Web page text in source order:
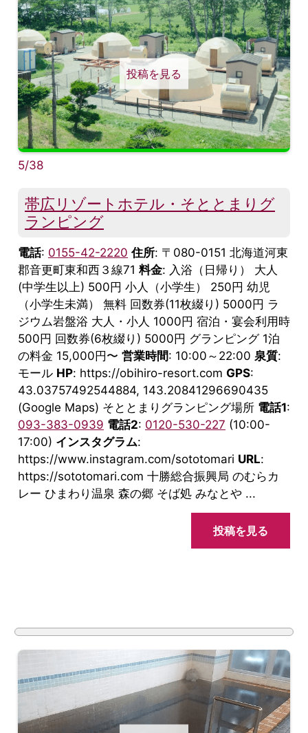
投稿を見る
5/38
帯広リゾートホテル・そととまりグ
ランピング
電話: 0155-42-2220 住所: 〒080-0151 北海道河東
郡音更町東和西３線71 料金: 入浴（日帰り） 大人
(中学生以上) 500円 小人（小学生） 250円 幼児
（小学生未満） 無料 回数券(11枚綴り) 5000円 ラ
ジウム岩盤浴 大人・小人 1000円 宿泊・宴会利用時
500円 回数券(6枚綴り) 5000円 グランピング 1泊
の料金 15,000円〜 営業時間: 10:00～22:00 泉質:
モール HP: https://obihiro-resort.com GPS:
43.03757492544884, 143.20841296690435
(Google Maps) そととまりグランピング場所 電話1:
093-383-0939 電話2: 0120-530-227 (10:00-
17:00) インスタグラム:
https://www.instagram.com/sototomari URL:
https://sototomari.com 十勝総合振興局 のむらカ
レー ひまわり温泉 森の郷 そば処 みなとや ...
投稿を見る